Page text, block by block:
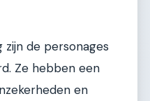
de personages
Ze hebben een
en